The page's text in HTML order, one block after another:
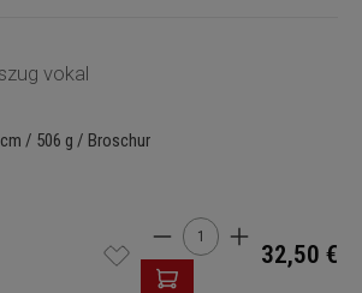
vokal
/ 506 g / Broschur
Produkt Anzahl: Gib
32,50 €